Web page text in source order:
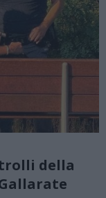
della